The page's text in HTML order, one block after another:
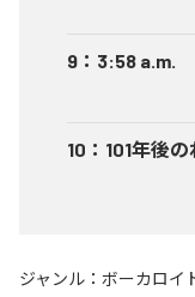
9 ： 3:58 a.m.
10 ： 101年後の
ジャンル： ボーカロイ